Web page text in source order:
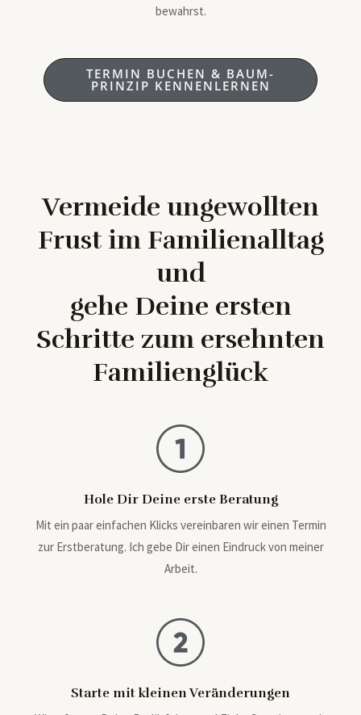
bewahrst.
TERMIN BUCHEN & BAUM-
PRINZIP KENNENLERNEN
Vermeide ungewollten
Frust im Familienalltag
und
gehe Deine ersten
Schritte zum ersehnten
Familienglück
Hole Dir Deine erste Beratung
Mit ein paar einfachen Klicks vereinbaren wir einen Termin
zur Erstberatung. Ich gebe Dir einen Eindruck von meiner
Arbeit.
Starte mit kleinen Veränderungen